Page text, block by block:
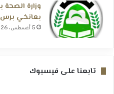
وزارة الصحة
بعانخي برس
5 أغسطس، 2026
تابعنا على فيسبوك